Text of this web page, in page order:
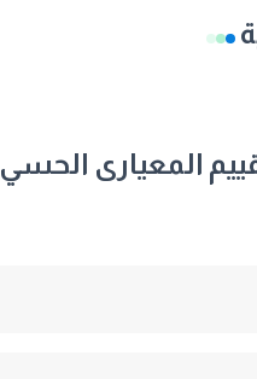
المعيارى الحسي